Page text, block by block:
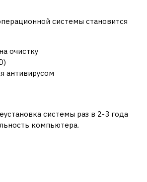
системы становится
очистку
антивирусом
системы раз в 2-3 года
компьютера.